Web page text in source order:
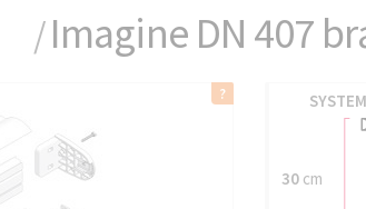
/Imagine DN 407
30 cm